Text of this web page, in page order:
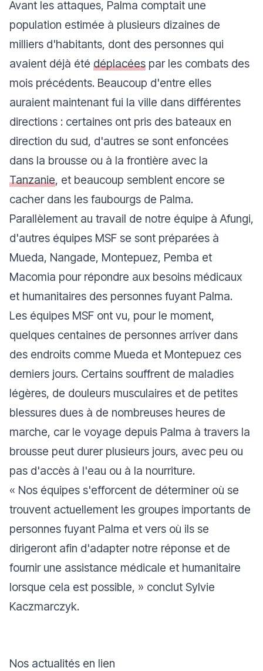
Avant les attaques, Palma comptait une
population estimée à plusieurs dizaines de
milliers d'habitants, dont des personnes qui
avaient déjà été déplacées par les combats des
mois précédents. Beaucoup d'entre elles
auraient maintenant fui la ville dans différentes
directions : certaines ont pris des bateaux en
direction du sud, d'autres se sont enfoncées
dans la brousse ou à la frontière avec la
Tanzanie, et beaucoup semblent encore se
cacher dans les faubourgs de Palma.
Parallèlement au travail de notre équipe à Afungi,
d'autres équipes MSF se sont préparées à
Mueda, Nangade, Montepuez, Pemba et
Macomia pour répondre aux besoins médicaux
et humanitaires des personnes fuyant Palma.
Les équipes MSF ont vu, pour le moment,
quelques centaines de personnes arriver dans
des endroits comme Mueda et Montepuez ces
derniers jours. Certains souffrent de maladies
légères, de douleurs musculaires et de petites
blessures dues à de nombreuses heures de
marche, car le voyage depuis Palma à travers la
brousse peut durer plusieurs jours, avec peu ou
pas d'accès à l'eau ou à la nourriture.
« Nos équipes s'efforcent de déterminer où se
trouvent actuellement les groupes importants de
personnes fuyant Palma et vers où ils se
dirigeront afin d'adapter notre réponse et de
fournir une assistance médicale et humanitaire
lorsque cela est possible, » conclut Sylvie
Kaczmarczyk.
Nos actualités en lien